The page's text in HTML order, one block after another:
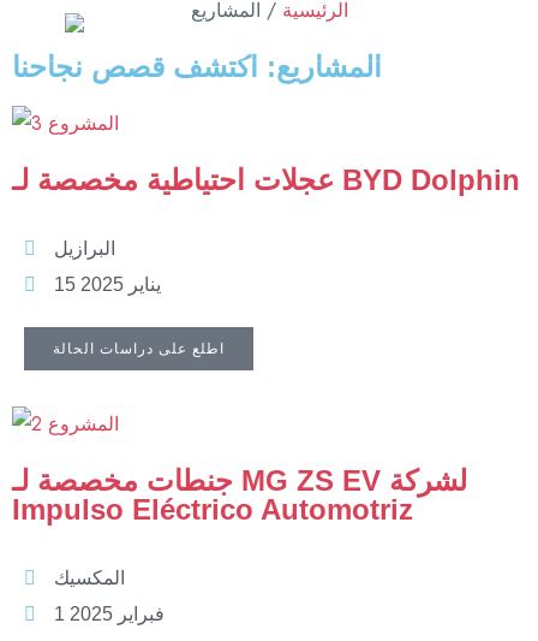
الرئيسية / المشاريع
المشاريع: اكتشف قصص نجاحنا
عجلات احتياطية مخصصة لـ BYD Dolphin
البرازيل
15 يناير 2025
اطلع على دراسات الحالة
جنطات مخصصة لـ MG ZS EV لشركة
Impulso Eléctrico Automotriz
المكسيك
1 فبراير 2025